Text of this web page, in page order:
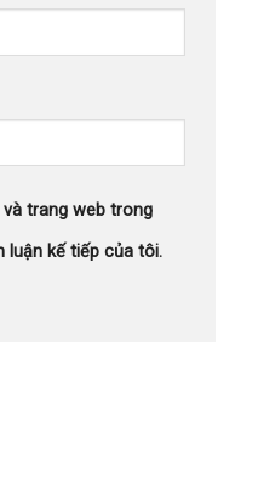
trang web trong
luận kế tiếp của tôi.